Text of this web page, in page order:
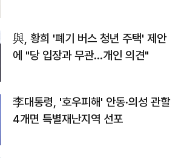
與, 황희 '폐기 버스 청년 주택' 제안
에 "당 입장과 무관…개인 의견"
李대통령, '호우피해' 안동·의성 관할
4개면 특별재난지역 선포